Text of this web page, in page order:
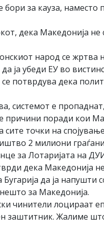
за кауза,
дека Македонија
народ се жртва
ја убеди ЕУ во
потврдува дека
системот е
причини поради кои
точки на
2 милиони
за Лотаријата на
дека Македонија
да ја
за Македонија.
чинители лоцираат
заштитник. Жалиме